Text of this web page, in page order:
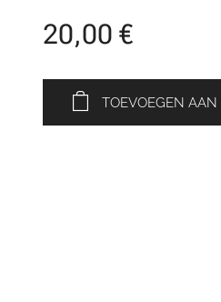
20,00 €
TOEVOEGEN